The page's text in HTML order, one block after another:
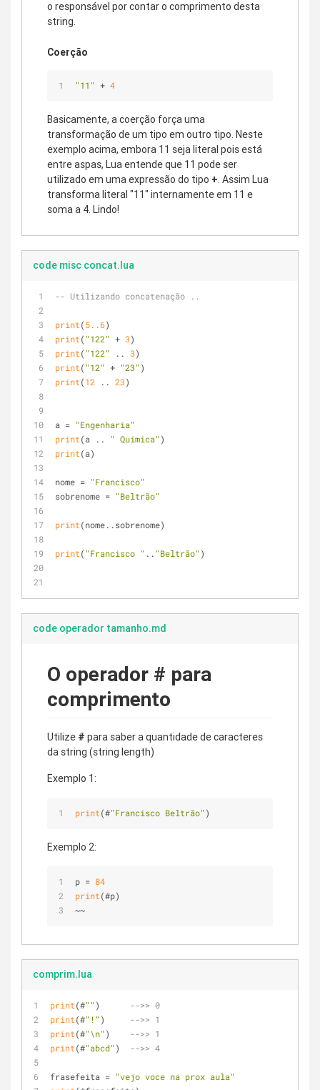
o responsável por contar o comprimento desta
string.
Coerção
"11" + 4
Basicamente, a coerção força uma
transformação de um tipo em outro tipo. Neste
exemplo acima, embora 11 seja literal pois está
entre aspas, Lua entende que 11 pode ser
utilizado em uma expressão do tipo +. Assim Lua
transforma literal "11" internamente em 11 e
soma a 4. Lindo!
code misc concat.lua
-- Utilizando concatenação ..
print(5. .6)
print( "122" + 3)
print( "122" .. 3)
print( "12" + "23" )
print(12 .. 23)
a = "Engenharia"
print(a .. " Quimica" )
print(a)
nome = "Francisco"
sobrenome = "Beltrão"
print(nome..sobrenome)
print( "Francisco " .. "Beltrão" )
code operador tamanho.md
O operador # para
comprimento
Utilize # para saber a quantidade de caracteres
da string (string length)
Exemplo 1:
print(#"Francisco Beltrão" )
Exemplo 2:
p = 84
print(#p)
~~
comprim.lua
print(#"" ) -->> 0
print(#"!" ) -->> 1
print(#"\n" ) -->> 1
print(#"abcd" ) -->> 4
frasefeita = "vejo voce na prox aula"